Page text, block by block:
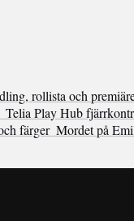
rollista och
Telia Play Hub
färger Mordet på